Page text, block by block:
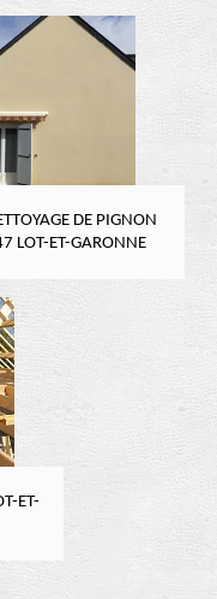
DE PIGNON
LOT-ET-GARONNE
ET-